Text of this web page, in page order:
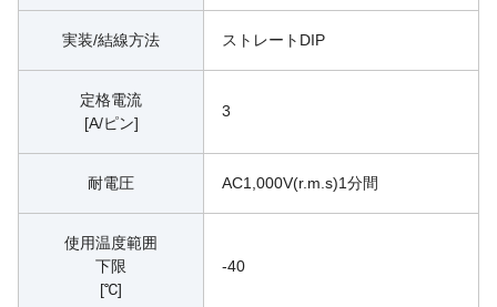
実装/結線方法 ストレートDIP
定格電流
[A/ピン]
3
耐電圧 AC1,000V(r.m.s)1分間
使用温度範囲
下限
[℃]
-40